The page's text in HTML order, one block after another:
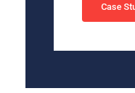
Case